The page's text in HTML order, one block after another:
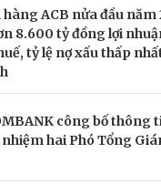
ACB nửa đầu năm
8.600 tỷ đồng lợi
tỷ lệ nợ xấu thấp
công bố thông
hai Phó Tổng